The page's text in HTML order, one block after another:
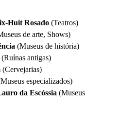
Huit Rosado (Teatros)
de arte, Shows)
(Museus de história)
(Ruínas antigas)
(Cervejarias)
especializados)
da Escóssia (Museus